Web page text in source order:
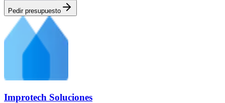
Pedir presupuesto
Improtech Soluciones